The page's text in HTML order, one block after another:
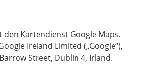
den Kartendienst Google Maps.
Ireland Limited („Google“),
Street, Dublin 4, Irland.